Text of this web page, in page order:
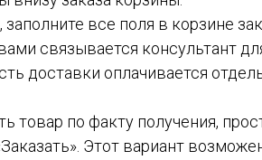
все поля в корзине
связывается консультант
доставки оплачивается
товар по факту получения,
Этот вариант